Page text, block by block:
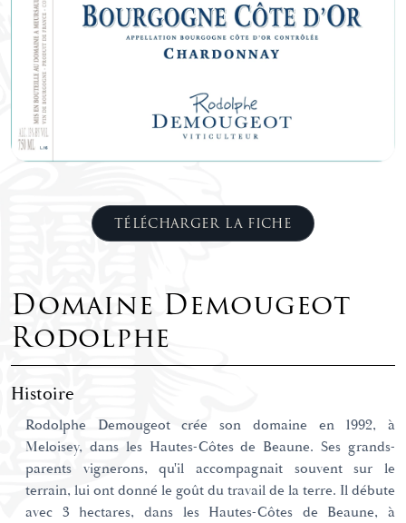
TÉLÉCHARGER LA FICHE
Domaine Demougeot
Rodolphe
Histoire
Rodolphe Demougeot crée son domaine en 1992, à
Meloisey, dans les Hautes-Côtes de Beaune. Ses grands-
parents vignerons, qu'il accompagnait souvent sur le
terrain, lui ont donné le goût du travail de la terre. Il débute
avec 3 hectares, dans les Hautes-Côtes de Beaune, à